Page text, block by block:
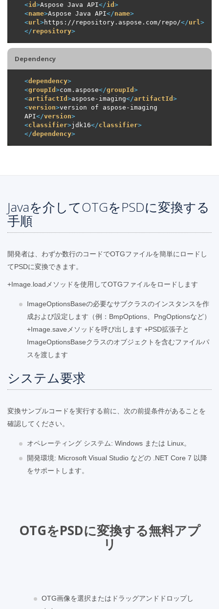
<id >Aspose Java API</id >
<name>Aspose Java API</name>
<url >https://repository.aspose.com/repo/</url >
</repository>
Dependency
<dependency>
<groupId >com.aspose</groupId >
<artifactId >aspose-imaging</artifactId >
<version>version of aspose-imaging
API</version>
<classifier>jdk16</classifier>
</dependency>
Javaを介してOTGをPSDに変換する
手順
開発者は、わずか数行のコードでOTGファイルを簡単にロードし
てPSDに変換できます。
+Image.loadメソッドを使用してOTGファイルをロードします
ImageOptionsBaseの必要なサブクラスのインスタンスを作
成および設定します（例：BmpOptions、PngOptionsなど）
+Image.saveメソッドを呼び出します +PSD拡張子と
ImageOptionsBaseクラスのオブジェクトを含むファイルパ
スを渡します
システム要求
変換サンプルコードを実行する前に、次の前提条件があることを
確認してください。
オペレーティング システム: Windows または Linux。
開発環境: Microsoft Visual Studio などの .NET Core 7 以降
をサポートします。
OTGをPSDに変換する無料アプ
リ
OTG画像を選択またはドラッグアンドドロップし